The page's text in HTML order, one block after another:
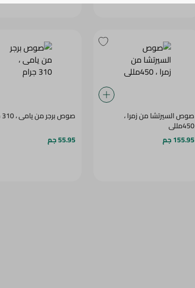
صوص السيرتشا من زمرا ،
450مللى
155.95 جم
صوص برجر من يامى ، 310 جرام
55.95 جم